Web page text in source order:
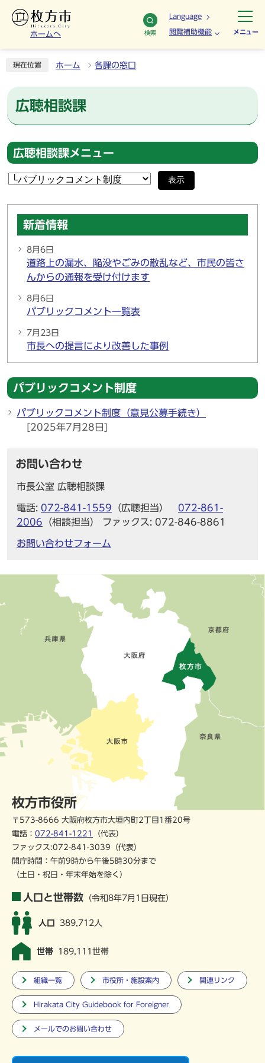
ホームへ 検索
Language
閲覧補助機能 メニュー
現在位置 ホーム 各課の窓口
広聴相談課
広聴相談課メニュー
表示
新着情報
8月6日
道路上の漏水、陥没やごみの散乱など、市民の皆さ
んからの通報を受け付けます
8月6日
パブリックコメント一覧表
7月23日
市長への提言により改善した事例
パブリックコメント制度
パブリックコメント制度（意見公募手続き）
[2025年7月28日]
お問い合わせ
市長公室 広聴相談課
電話: 072-841-1559 （広聴担当） 072-861-
2006 （相談担当） ファックス: 072-846-8861
お問い合わせフォーム
枚方市役所
〒573-8666 大阪府枚方市大垣内町2丁目1番20号
電話： 072-841-1221
（代表）
ファックス:072-841-3039（代表）
開庁時間：午前9時から午後5時30分まで
（土日・祝日・年末年始を除く）
人口と世帯数 （令和8年7月1日現在）
人口 389,712人
世帯 189,111世帯
組織一覧 市役所・施設案内 関連リンク
Hirakata City Guidebook for Foreigner
メールでのお問い合わせ